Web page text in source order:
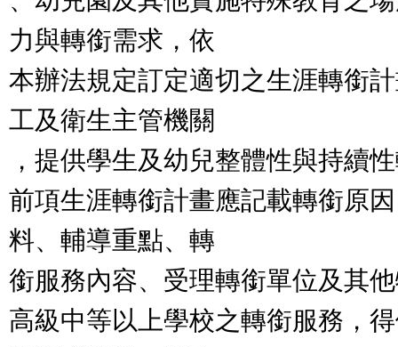
力與轉銜需求，依
本辦法規定訂定適切之生涯轉銜
工及衛生主管機關
，提供學生及幼兒整體性與持續
前項生涯轉銜計畫應記載轉銜原
料、輔導重點、轉
銜服務內容、受理轉銜單位及其
高級中等以上學校之轉銜服務，